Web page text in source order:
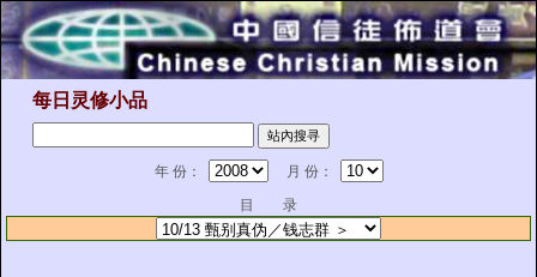
每日灵修小品
年 份：
月 份：
目 录